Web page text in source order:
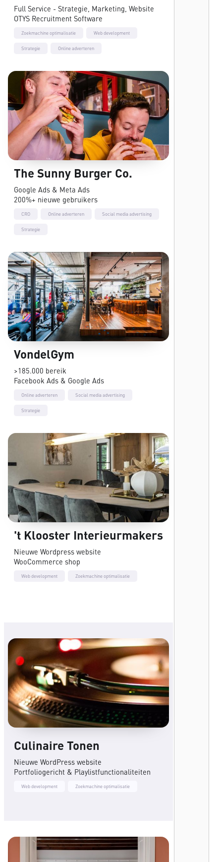
Full Service - Strategie, Marketing, Website
OTYS Recruitment Software
Zoekmachine optimalisatie Web development
Strategie Online adverteren
The Sunny Burger Co.
Google Ads & Meta Ads
200%+ nieuwe gebruikers
CRO Online adverteren Social media advertising
Strategie
VondelGym
>185.000 bereik
Facebook Ads & Google Ads
Online adverteren Social media advertising
Strategie
't Klooster Interieurmakers
Nieuwe Wordpress website
WooCommerce shop
Web development Zoekmachine optimalisatie
Culinaire Tonen
Nieuwe WordPress website
Portfoliogericht & Playlistfunctionaliteiten
Web development Zoekmachine optimalisatie